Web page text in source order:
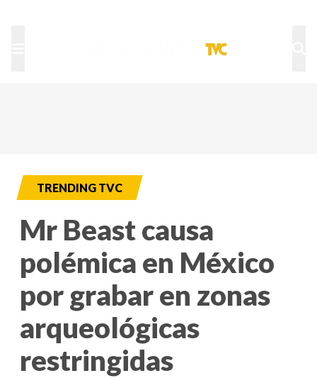
TRENDING TVC
Mr Beast causa
polémica en México
por grabar en zonas
arqueológicas
restringidas